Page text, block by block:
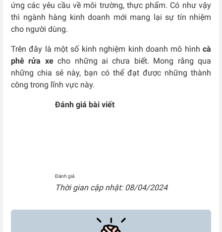
ứng các yêu cầu về môi trường, thực phẩm. Có như vậy
thì ngành hàng kinh doanh mới mang lại sự tín nhiệm
cho người dùng.
Trên đây là một số kinh nghiệm kinh doanh mô hình cà
phê rửa xecho những ai chưa biết. Mong rằng qua
những chia sẻ này, bạn có thể đạt được những thành
công trong lĩnh vực này.
Đánh giá bài viết
Đánh giá
Thời gian cập nhật: 08/04/2024